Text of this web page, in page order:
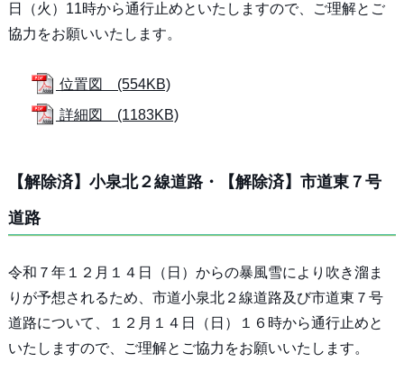
日（火）11時から通行止めといたしますので、ご理解とご
協力をお願いいたします。
位置図 (554KB)
詳細図 (1183KB)
【解除済】小泉北２線道路・【解除済】市道東７号
道路
令和７年１２月１４日（日）からの暴風雪により吹き溜ま
りが予想されるため、市道小泉北２線道路及び市道東７号
道路について、１２月１４日（日）１６時から通行止めと
いたしますので、ご理解とご協力をお願いいたします。